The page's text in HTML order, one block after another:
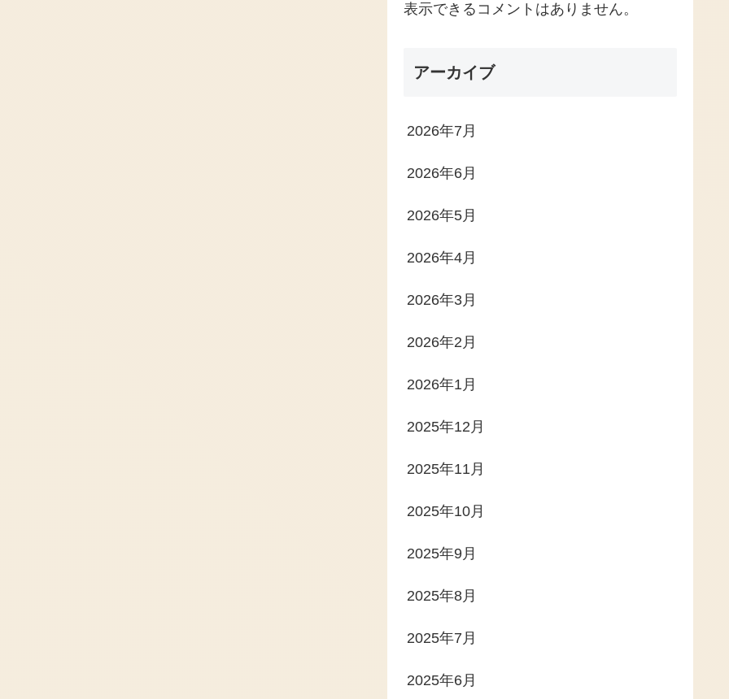
表示できるコメントはありません。
アーカイブ
2026年7月
2026年6月
2026年5月
2026年4月
2026年3月
2026年2月
2026年1月
2025年12月
2025年11月
2025年10月
2025年9月
2025年8月
2025年7月
2025年6月